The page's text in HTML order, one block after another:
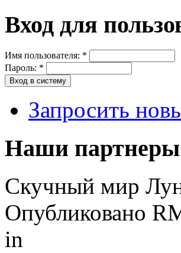
Вход для
Имя пользователя: *
Пароль: *
Запросить
Наши партнеры
Скучный мир
Опубликовано
in